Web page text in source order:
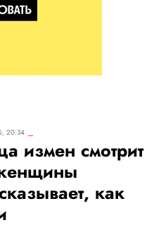
20:34
измен смотрит
как